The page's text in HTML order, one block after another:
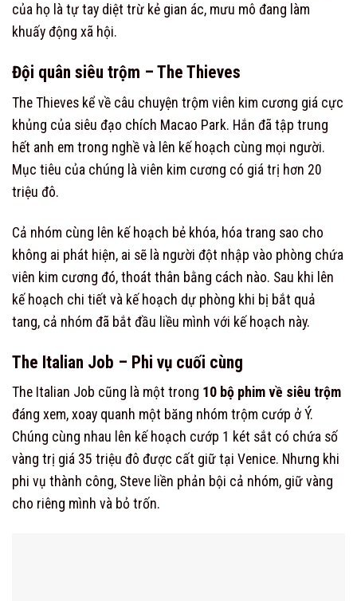
của họ là tự tay diệt trừ kẻ gian ác, mưu mô đang làm
khuấy động xã hội.
Đội quân siêu trộm – The Thieves
The Thieves kể về câu chuyện trộm viên kim cương giá cực
khủng của siêu đạo chích Macao Park. Hắn đã tập trung
hết anh em trong nghề và lên kế hoạch cùng mọi người.
Mục tiêu của chúng là viên kim cương có giá trị hơn 20
triệu đô.
Cả nhóm cùng lên kế hoạch bẻ khóa, hóa trang sao cho
không ai phát hiện, ai sẽ là người đột nhập vào phòng chứa
viên kim cương đó, thoát thân bằng cách nào. Sau khi lên
kế hoạch chi tiết và kế hoạch dự phòng khi bị bắt quả
tang, cả nhóm đã bắt đầu liều mình với kế hoạch này.
The Italian Job – Phi vụ cuối cùng
The Italian Job cũng là một trong 10 bộ phim về siêu trộm
đáng xem, xoay quanh một băng nhóm trộm cướp ở Ý.
Chúng cùng nhau lên kế hoạch cướp 1 két sắt có chứa số
vàng trị giá 35 triệu đô được cất giữ tại Venice. Nhưng khi
phi vụ thành công, Steve liền phản bội cả nhóm, giữ vàng
cho riêng mình và bỏ trốn.